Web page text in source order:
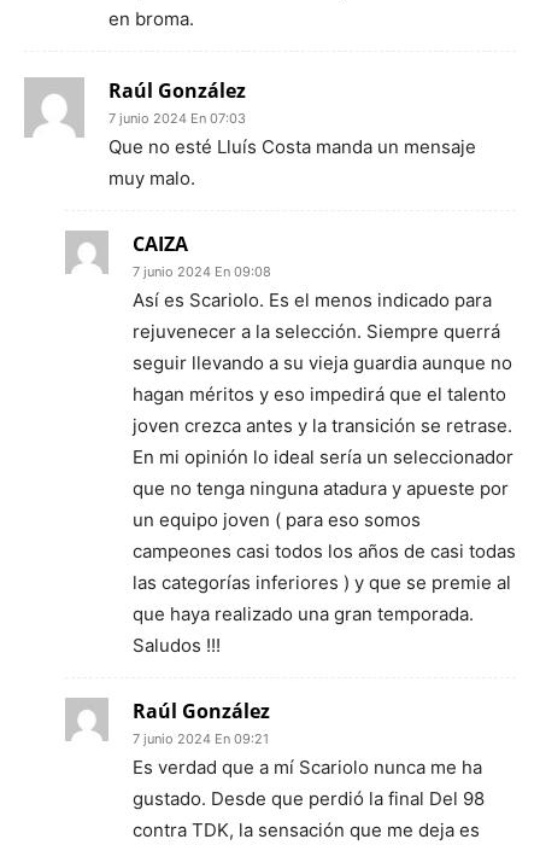
en broma.
Raúl González
7 junio 2024 En 07:03
Que no esté Lluís Costa manda un mensaje
muy malo.
CAIZA
7 junio 2024 En 09:08
Así es Scariolo. Es el menos indicado para
rejuvenecer a la selección. Siempre querrá
seguir llevando a su vieja guardia aunque no
hagan méritos y eso impedirá que el talento
joven crezca antes y la transición se retrase.
En mi opinión lo ideal sería un seleccionador
que no tenga ninguna atadura y apueste por
un equipo joven ( para eso somos
campeones casi todos los años de casi todas
las categorías inferiores ) y que se premie al
que haya realizado una gran temporada.
Saludos !!!
Raúl González
7 junio 2024 En 09:21
Es verdad que a mí Scariolo nunca me ha
gustado. Desde que perdió la final Del 98
contra TDK, la sensación que me deja es